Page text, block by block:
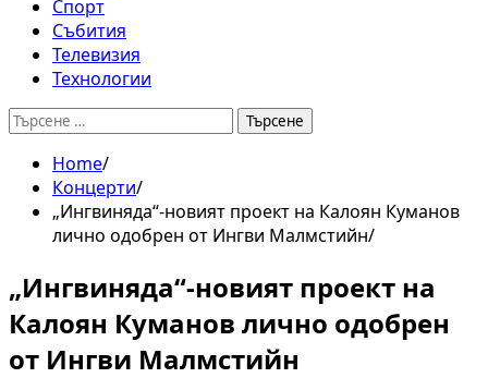
Спорт
Събития
Телевизия
Технологии
Търсене
Home
Концерти
„Ингвиняда“-новият проект на Калоян Куманов
лично одобрен от Ингви Малмстийн
„Ингвиняда“-новият проект на
Калоян Куманов лично одобрен
от Ингви Малмстийн